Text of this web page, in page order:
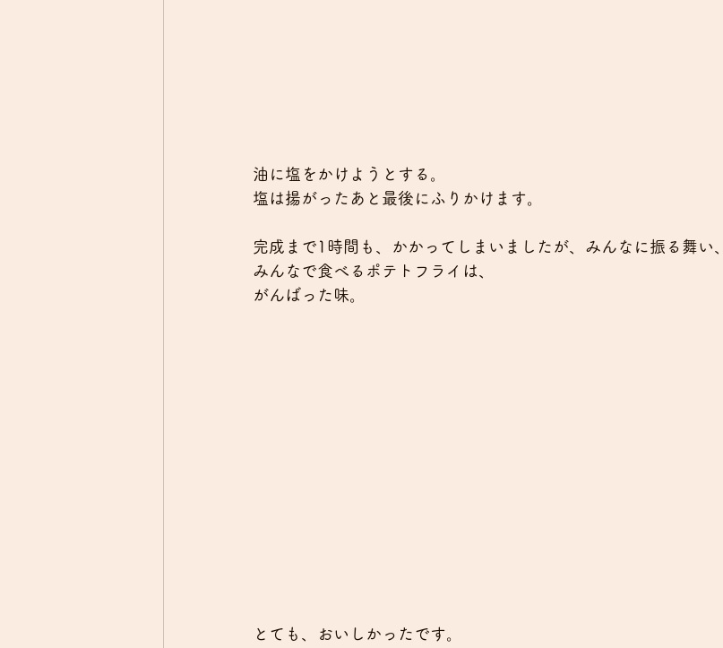
油に塩をかけようとする。
塩は揚がったあと最後にふりかけます。
完成まで1時間も、かかってしまいましたが、みんなに振る舞い、
みんなで食べるポテトフライは、
がんばった味。
とても、おいしかったです。